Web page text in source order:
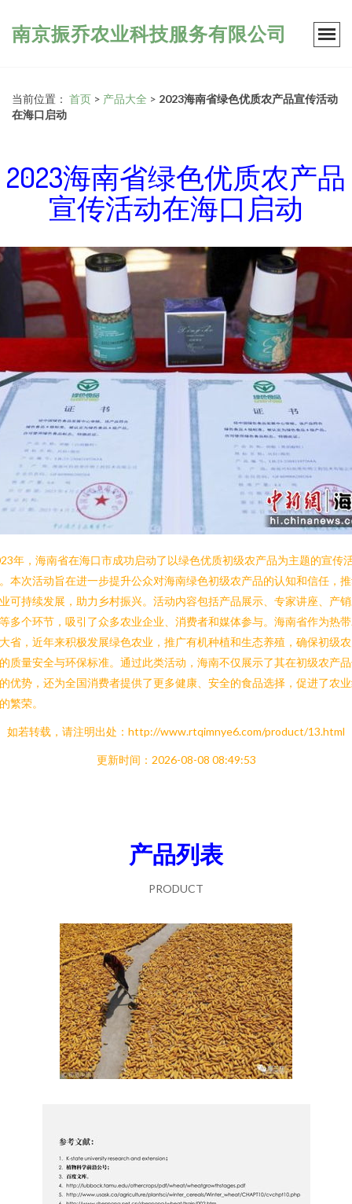
南京振乔农业科技服务有限公司
当前位置： 首页 > 产品大全 > 2023海南省绿色优质农产品宣传活动
在海口启动
2023海南省绿色优质农产品
宣传活动在海口启动
年，海南省在海口市成功启动了以绿色优质初级农产品为主题的宣传
本次活动旨在进一步提升公众对海南绿色初级农产品的认知和信任，
可持续发展，助力乡村振兴。活动内容包括产品展示、专家讲座、产
多个环节，吸引了众多农业企业、消费者和媒体参与。海南省作为热
省，近年来积极发展绿色农业，推广有机种植和生态养殖，确保初级
质量安全与环保标准。通过此类活动，海南不仅展示了其在初级农产
优势，还为全国消费者提供了更多健康、安全的食品选择，促进了农
繁荣。
如若转载，请注明出处：http://www.rtqimnye6.com/product/13.html
更新时间：2026-08-08 08:49:53
产品列表
PRODUCT